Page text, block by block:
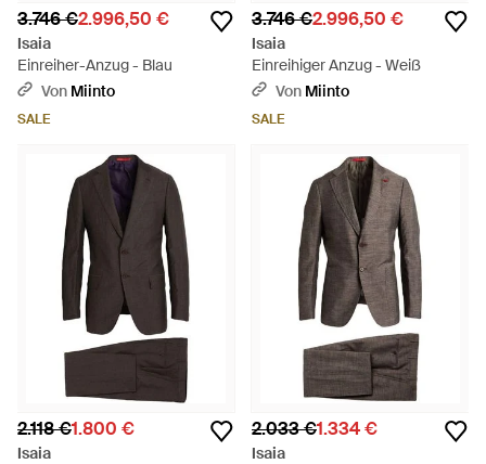
3.746 €2.996,50 €
Isaia
Einreiher-Anzug - Blau
Von Miinto
SALE
3.746 €2.996,50 €
Isaia
Einreihiger Anzug - Weiß
Von Miinto
SALE
2.118 €1.800 €
Isaia
2.033 €1.334 €
Isaia